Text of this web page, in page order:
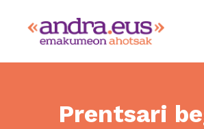
Prentsari